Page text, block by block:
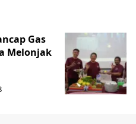
Gas
Melonjak